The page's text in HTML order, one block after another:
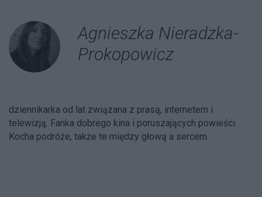
Agnieszka Nieradzka-
Prokopowicz
dziennikarka od lat związana z prasą, internetem i
telewizją. Fanka dobrego kina i poruszających powieści.
Kocha podróże, także te między głową a sercem.